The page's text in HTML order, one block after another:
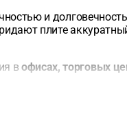
и
плите
в офисах, торговых